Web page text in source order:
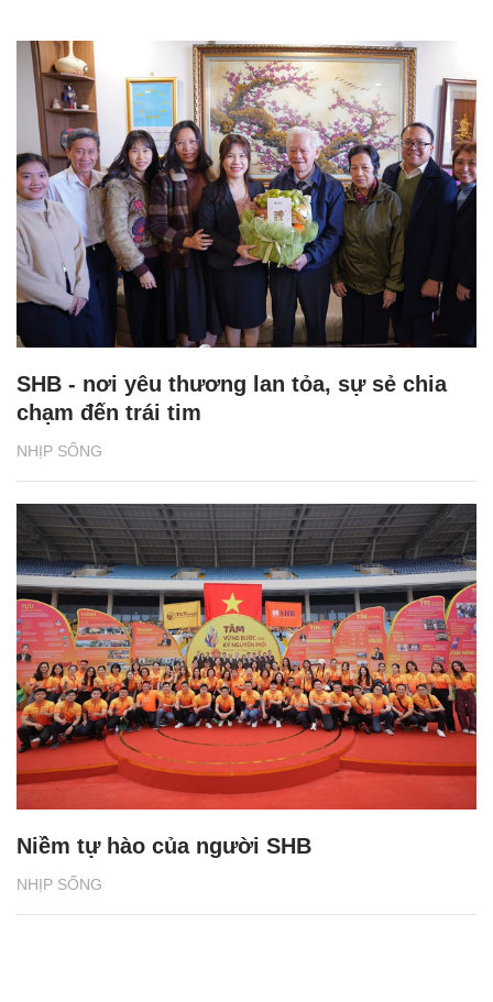
NHỊP SỐNG
SHB - nơi yêu thương lan tỏa, sự sẻ chia
chạm đến trái tim
NHỊP SỐNG
Niềm tự hào của người SHB